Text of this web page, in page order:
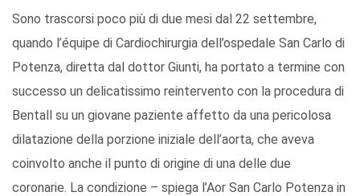
Sono trascorsi poco più di due mesi dal 22 settembre,
quando l’équipe di Cardiochirurgia dell’ospedale San Carlo di
Potenza, diretta dal dottor Giunti, ha portato a termine con
successo un delicatissimo reintervento con la procedura di
Bentall su un giovane paziente affetto da una pericolosa
dilatazione della porzione iniziale dell’aorta, che aveva
coinvolto anche il punto di origine di una delle due
coronarie. La condizione – spiega l’Aor San Carlo Potenza in